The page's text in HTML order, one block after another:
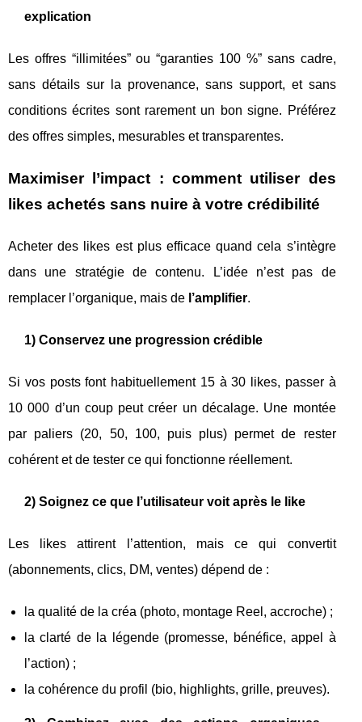
explication
Les offres “illimitées” ou “garanties 100 %” sans cadre,
sans détails sur la provenance, sans support, et sans
conditions écrites sont rarement un bon signe. Préférez
des offres simples, mesurables et transparentes.
Maximiser l’impact : comment utiliser des
likes achetés sans nuire à votre crédibilité
Acheter des likes est plus efficace quand cela s’intègre
dans une stratégie de contenu. L’idée n’est pas de
remplacer l’organique, mais de l’amplifier.
1) Conservez une progression crédible
Si vos posts font habituellement 15 à 30 likes, passer à
10 000 d’un coup peut créer un décalage. Une montée
par paliers (20, 50, 100, puis plus) permet de rester
cohérent et de tester ce qui fonctionne réellement.
2) Soignez ce que l’utilisateur voit après le like
Les likes attirent l’attention, mais ce qui convertit
(abonnements, clics, DM, ventes) dépend de :
la qualité de la créa (photo, montage Reel, accroche) ;
la clarté de la légende (promesse, bénéfice, appel à
l’action) ;
la cohérence du profil (bio, highlights, grille, preuves).